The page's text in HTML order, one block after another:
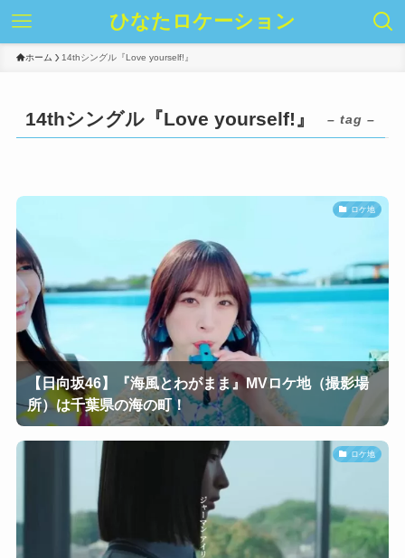
ひなたロケーション
ホーム 14thシングル『Love yourself!』
14thシングル『Love yourself!』 – tag –
ロケ地
【日向坂46】『海風とわがまま』MVロケ地（撮影場
所）は千葉県の海の町！
ロケ地